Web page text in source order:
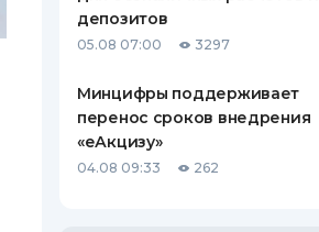
депозитов
05.08 07:00 3297
Минцифры поддерживает
перенос сроков внедрения
«еАкцизу»
04.08 09:33 262